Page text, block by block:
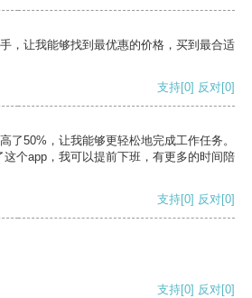
，让我能够找到最优惠的价格，买到最合适
支持[0] 反对[0]
了50%，让我能够更轻松地完成工作任务。
个app，我可以提前下班，有更多的时间陪
支持[0] 反对[0]
支持[0] 反对[0]